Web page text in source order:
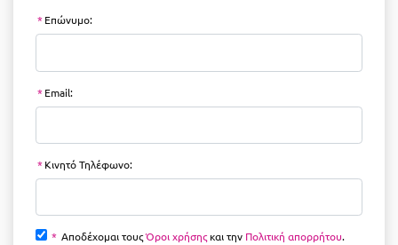
*Επώνυμο:
*Email:
*Κινητό Τηλέφωνο:
* Αποδέχομαι τουςΌροι χρήσηςκαι την Πολιτική απορρήτου.